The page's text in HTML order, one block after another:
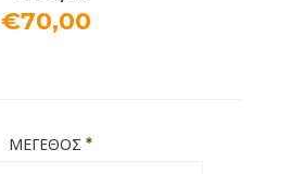
€70,00
ΜΕΓΕΘΟΣ*